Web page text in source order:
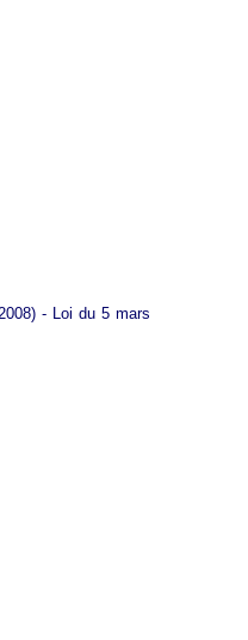
- Loi du 5 mars